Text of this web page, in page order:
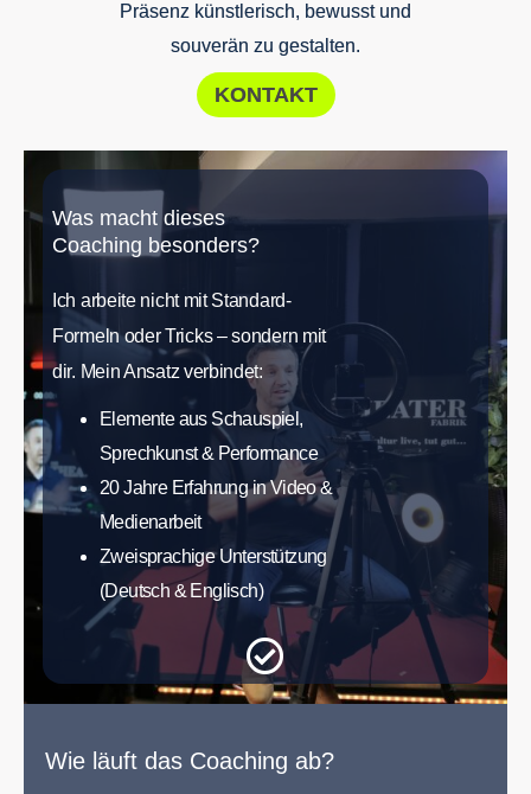
Präsenz künstlerisch, bewusst und
souverän zu gestalten.
KONTAKT
Was macht dieses
Coaching besonders?
Ich arbeite nicht mit Standard-
Formeln oder Tricks – sondern mit
dir. Mein Ansatz verbindet:
Elemente aus Schauspiel,
Sprechkunst & Performance
20 Jahre Erfahrung in Video &
Medienarbeit
Zweisprachige Unterstützung
(Deutsch & Englisch)
Wie läuft das Coaching ab?